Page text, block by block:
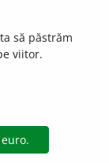
să păstrăm
viitor.